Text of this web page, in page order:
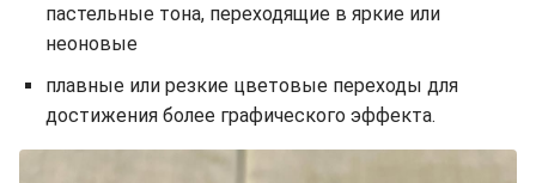
пастельные тона, переходящие в яркие или
неоновые
плавные или резкие цветовые переходы для
достижения более графического эффекта.